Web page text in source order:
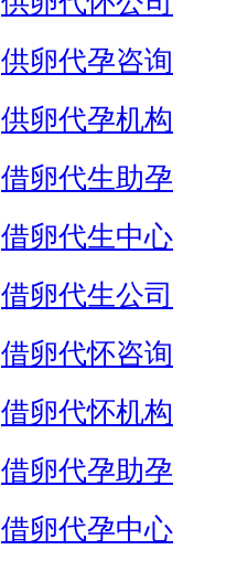
供卵代孕咨询
供卵代孕机构
借卵代生助孕
借卵代生中心
借卵代生公司
借卵代怀咨询
借卵代怀机构
借卵代孕助孕
借卵代孕中心